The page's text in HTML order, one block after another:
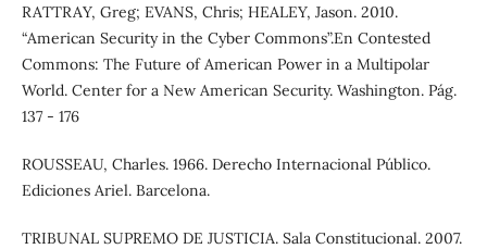
RATTRAY, Greg; EVANS, Chris; HEALEY, Jason. 2010.
“American Security in the Cyber Commons”.En Contested
Commons: The Future of American Power in a Multipolar
World. Center for a New American Security. Washington. Pág.
137 - 176
ROUSSEAU, Charles. 1966. Derecho Internacional Público.
Ediciones Ariel. Barcelona.
TRIBUNAL SUPREMO DE JUSTICIA. Sala Constitucional. 2007.